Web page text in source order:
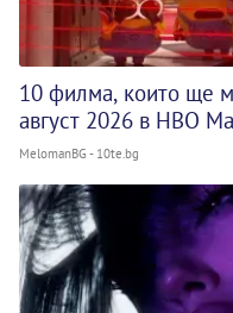
10 филма, които ще
август 2026 в HBO
MelomanBG - 10te.bg